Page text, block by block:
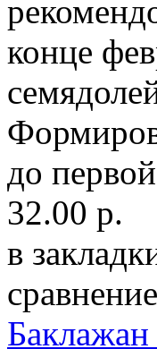
конце
до
32.00 р.
в
сравнение